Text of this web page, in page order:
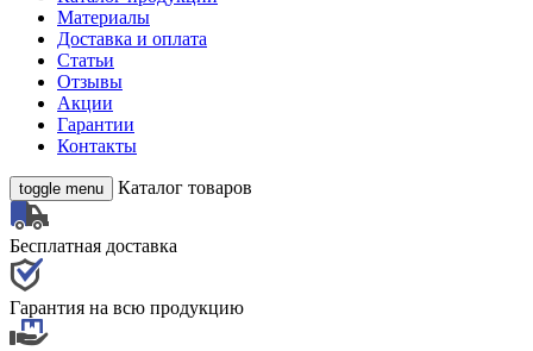
Материалы
Доставка и оплата
Статьи
Отзывы
Акции
Гарантии
Контакты
toggle menu Каталог товаров
Бесплатная доставка
Гарантия на всю продукцию